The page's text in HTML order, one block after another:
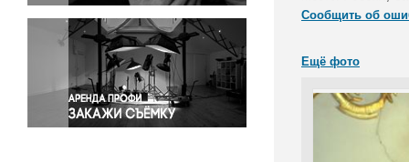
Светская жизнь
Спорт
Экология
Экономика и бизнес
Сообщить об
Ещё фото